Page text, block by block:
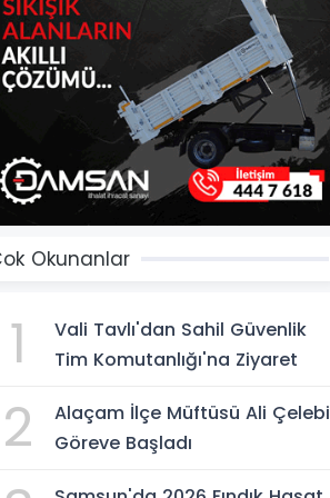
Okunanlar
1
Vali Tavlı'dan Sahil Güvenlik
Tim Komutanlığı'na Ziyaret
2
Alaçam İlçe Müftüsü Ali Çelebi
Göreve Başladı